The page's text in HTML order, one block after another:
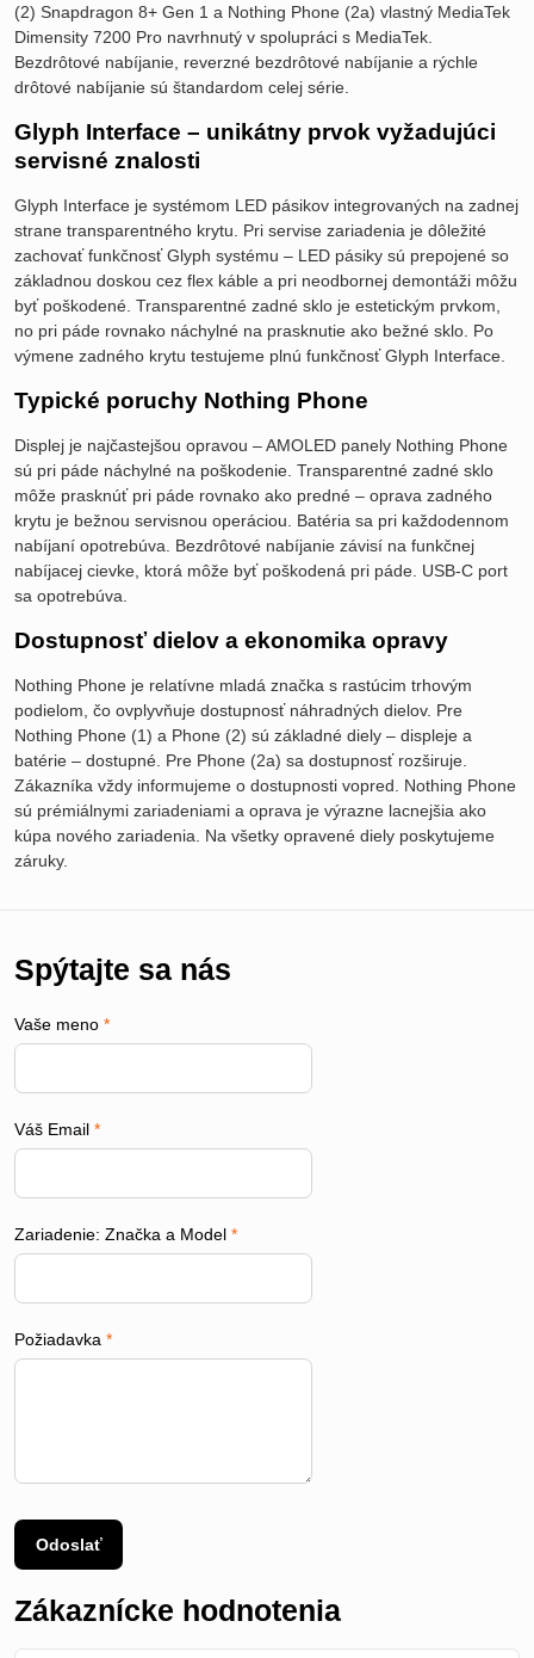
(2) Snapdragon 8+ Gen 1 a Nothing Phone (2a) vlastný MediaTek
Dimensity 7200 Pro navrhnutý v spolupráci s MediaTek.
Bezdrôtové nabíjanie, reverzné bezdrôtové nabíjanie a rýchle
drôtové nabíjanie sú štandardom celej série.
Glyph Interface – unikátny prvok vyžadujúci
servisné znalosti
Glyph Interface je systémom LED pásikov integrovaných na zadnej
strane transparentného krytu. Pri servise zariadenia je dôležité
zachovať funkčnosť Glyph systému – LED pásiky sú prepojené so
základnou doskou cez flex káble a pri neodbornej demontáži môžu
byť poškodené. Transparentné zadné sklo je estetickým prvkom,
no pri páde rovnako náchylné na prasknutie ako bežné sklo. Po
výmene zadného krytu testujeme plnú funkčnosť Glyph Interface.
Typické poruchy Nothing Phone
Displej je najčastejšou opravou – AMOLED panely Nothing Phone
sú pri páde náchylné na poškodenie. Transparentné zadné sklo
môže prasknúť pri páde rovnako ako predné – oprava zadného
krytu je bežnou servisnou operáciou. Batéria sa pri každodennom
nabíjaní opotrebúva. Bezdrôtové nabíjanie závisí na funkčnej
nabíjacej cievke, ktorá môže byť poškodená pri páde. USB-C port
sa opotrebúva.
Dostupnosť dielov a ekonomika opravy
Nothing Phone je relatívne mladá značka s rastúcim trhovým
podielom, čo ovplyvňuje dostupnosť náhradných dielov. Pre
Nothing Phone (1) a Phone (2) sú základné diely – displeje a
batérie – dostupné. Pre Phone (2a) sa dostupnosť rozširuje.
Zákazníka vždy informujeme o dostupnosti vopred. Nothing Phone
sú prémiálnymi zariadeniami a oprava je výrazne lacnejšia ako
kúpa nového zariadenia. Na všetky opravené diely poskytujeme
záruky.
Spýtajte sa nás
Vaše meno *
Váš Email *
Zariadenie: Značka a Model *
Požiadavka *
Odoslať
Zákaznícke hodnotenia